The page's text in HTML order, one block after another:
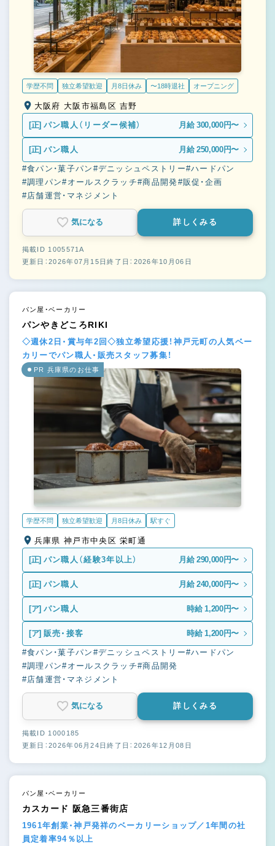
学歴不問 独立希望歓迎 月8日休み 〜18時退社 オープニング
大阪府 大阪市福島区 吉野
[正] パン職人（リーダー候補） 月給 300,000円〜
[正] パン職人 月給 250,000円〜
#食パン・菓子パン #デニッシュペストリー#ハードパン
#調理パン#オールスクラッチ#商品開発#販促・企画
#店舗運営・マネジメント
気になる 詳しくみる
掲載ID 1005571A
更新日：2026年07月15日終了日：2026年10月06日
パン屋・ベーカリー
パンやきどころRIKI
◇週休2日・賞与年2回◇独立希望応援！神戸元町の人気ベー
カリーでパン職人・販売スタッフ募集！
PR 兵庫県のお仕事
学歴不問 独立希望歓迎 月8日休み 駅すぐ
兵庫県 神戸市中央区 栄町通
[正] パン職人（経験3年以上） 月給 290,000円〜
[正] パン職人 月給 240,000円〜
[ア] パン職人 時給 1,200円〜
[ア] 販売・接客 時給 1,200円〜
#食パン・菓子パン #デニッシュペストリー#ハードパン
#調理パン#オールスクラッチ#商品開発
#店舗運営・マネジメント
気になる 詳しくみる
掲載ID 1000185
更新日：2026年06月24日終了日：2026年12月08日
パン屋・ベーカリー
カスカード 阪急三番街店
1961年創業・神戸発祥のベーカリーショップ／1年間の社
員定着率94％以上